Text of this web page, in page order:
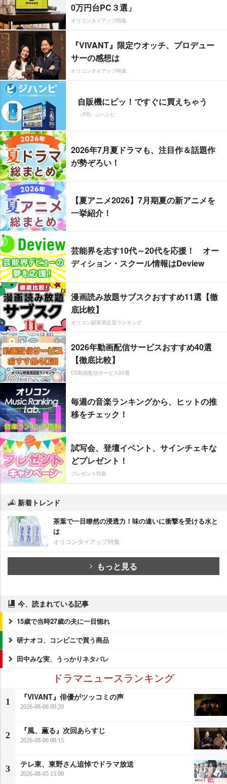
0万円台PC３選」
オリコンタイアップ特集
『VIVANT』限定ウオッチ、プロデュー
サーの感想は
オリコンタイアップ特集
自販機にピッ！ですぐに買えちゃう
（PR）ジハンピ
2026年7月夏ドラマも、注目作＆話題作
が勢ぞろい！
【夏アニメ2026】7月期夏の新アニメを
一挙紹介！
芸能界を志す10代～20代を応援！ オー
ディション・スクール情報はDeview
漫画読み放題サブスクおすすめ11選【徹
底比較】
オリコン顧客満足度ランキング
2026年動画配信サービスおすすめ40選
【徹底比較】
CS動画配信サービス20選
毎週の音楽ランキングから、ヒットの推
移をチェック！
試写会、登壇イベント、サインチェキな
どプレゼント！
プレゼント特集
新着トレンド
茶葉で一目瞭然の浸透力！味の違いに衝撃を受ける水と
は
オリコンタイアップ特集
もっと見る
今、読まれている記事
15歳で当時27歳の夫に一目惚れ
研ナオコ、コンビニで買う商品
田中みな実、うっかりネタバレ
ドラマニュースランキング
1
『VIVANT』俳優がツッコミの声
2026-08-06 09:20
2
『風、薫る』次回あらすじ
2026-08-06 08:15
3
テレ東、東野さん追悼でドラマ放送
2026-08-05 15:00